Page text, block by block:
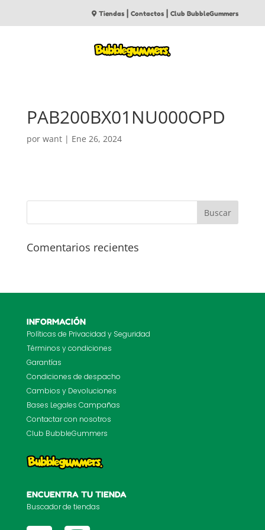
Tiendas |Contactos |Club BubbleGummers
PAB200BX01NU000OPD
por want| Ene 26, 2024
Comentarios recientes
INFORMACIÓN
Políticas de Privacidad y Seguridad
Términos y condiciones
Garantías
Condiciones de despacho
Cambios y Devoluciones
Bases Legales Campañas
Contactar con nosotros
Club BubbleGummers
ENCUENTRA TU TIENDA
Buscador de tiendas